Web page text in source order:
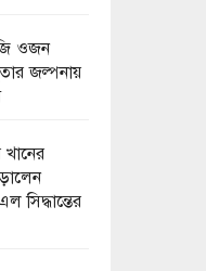
ওজন
জল্পনায়
সিদ্ধান্তের